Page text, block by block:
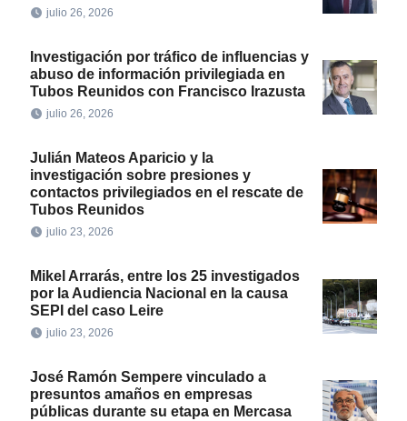
julio 26, 2026
Investigación por tráfico de influencias y
abuso de información privilegiada en
Tubos Reunidos con Francisco Irazusta
julio 26, 2026
Julián Mateos Aparicio y la
investigación sobre presiones y
contactos privilegiados en el rescate de
Tubos Reunidos
julio 23, 2026
Mikel Arrarás, entre los 25 investigados
por la Audiencia Nacional en la causa
SEPI del caso Leire
julio 23, 2026
José Ramón Sempere vinculado a
presuntos amaños en empresas
públicas durante su etapa en Mercasa